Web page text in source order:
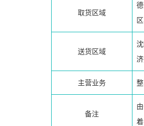
取货区域
区
送货区域
主营业务
备注